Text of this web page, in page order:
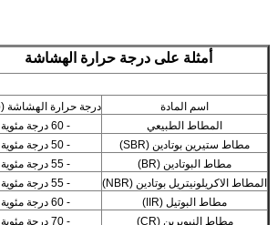
أمثلة على درجة حرارة الهشاشة
اسم المادة
درجة حرارة الهشاشة (ab) °C
المطاط الطبيعي
- 60 درجة مئوية
مطاط ستيرين بوتادين (SBR)
- 50 درجة مئوية
مطاط البوتادين (BR)
- 55 درجة مئوية
المطاط الاكريلونيتريل بوتادين (NBR)
- 55 درجة مئوية
مطاط البوتيل (IIR)
- 60 درجة مئوية
مطاط النيوبرين (CR)
- 70 درجة مئوية